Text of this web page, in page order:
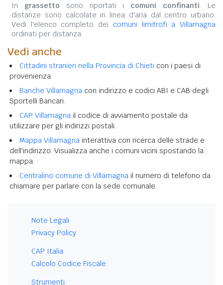
In grassetto sono riportati i comuni confinanti. Le
distanze sono calcolate in linea d'aria dal centro urbano.
Vedi l'elenco completo dei comuni limitrofi a Villamagna
ordinati per distanza.
Vedi anche
Cittadini stranieri nella Provincia di Chieti con i paesi di
provenienza.
Banche Villamagna con indirizzo e codici ABI e CAB degli
Sportelli Bancari.
CAP Villamagna il codice di avviamento postale da
utilizzare per gli indirizzi postali.
Mappa Villamagna interattiva con ricerca delle strade e
dell'indirizzo. Visualizza anche i comuni vicini spostando la
mappa.
Centralino comune di Villamagna il numero di telefono da
chiamare per parlare con la sede comunale.
Note Legali
Privacy Policy
CAP Italia
Calcolo Codice Fiscale
Strumenti